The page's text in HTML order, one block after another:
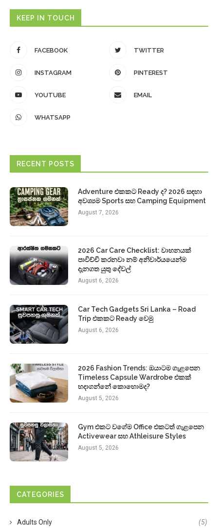
KEEP IN TOUCH
FACEBOOK TWITTER
INSTAGRAM PINTEREST
YOUTUBE EMAIL
WHATSAPP
RECENT POSTS
Adventure එකකට Ready ද? 2026 සඳහා
අවශ්‍යම Sports සහ Camping Equipment
August 7, 2026
2026 Car Care Checklist: වාහනයක්
පාවිච්චි කරනවා නම් අනිවාර්යයෙන්ම
දැනගත යුතු දේවල්
August 6, 2026
Car Tech Gadgets Sri Lanka – Road
Trip එකකට Ready වෙමු
August 6, 2026
2026 Fashion Trends: ඔයාටම ගැළපෙන
Timeless Capsule Wardrobe එකක්
හදාගන්නේ කොහොමද?
August 5, 2026
Gym එකට වගේම Office එකටත් ගැළපෙන
Activewear සහ Athleisure Styles
August 5, 2026
CATEGORIES
Adults Only (5)